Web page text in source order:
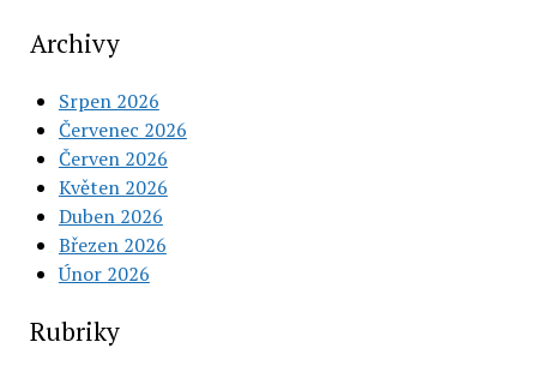
Archivy
Srpen 2026
Červenec 2026
Červen 2026
Květen 2026
Duben 2026
Březen 2026
Únor 2026
Rubriky